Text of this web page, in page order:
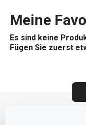
Meine
Es sind keine
Fügen Sie zuerst